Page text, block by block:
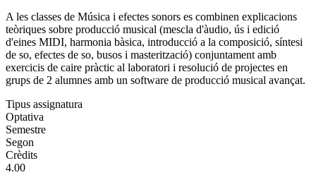
A les classes de Música i efectes sonors es combinen explicacions
teòriques sobre producció musical (mescla d'àudio, ús i edició
d'eines MIDI, harmonia bàsica, introducció a la composició, síntesi
de so, efectes de so, busos i masterització) conjuntament amb
exercicis de caire pràctic al laboratori i resolució de projectes en
grups de 2 alumnes amb un software de producció musical avançat.
Tipus assignatura
Optativa
Semestre
Segon
Crèdits
4.00